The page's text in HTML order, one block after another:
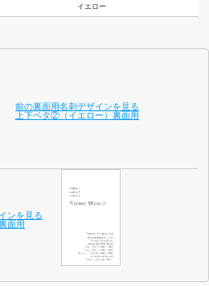
イエロー
前の裏面用名刺デザインを見る
上下ベタ②（イエロー）裏面用
ンを見る
面用